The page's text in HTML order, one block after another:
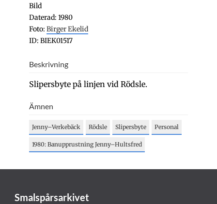
Bild
Daterad: 1980
Foto: Birger Ekelid
ID: BIEK01517
Beskrivning
Slipersbyte på linjen vid Rödsle.
Ämnen
Jenny–Verkebäck Rödsle Slipersbyte Personal
1980: Banupprustning Jenny–Hultsfred
Smalspårsarkivet